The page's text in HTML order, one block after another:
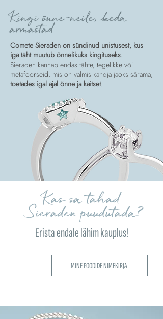
Kingi õnne neile, keda
armastad
Comete Sieraden on sündinud unistusest, kus
iga täht muutub õnnelikuks kingituseks.
Sieraden kannab endas tähte, tegelikke või
metafoorseid, mis on valmis kandja jaoks särama,
toetades igal ajal õnne ja kaitset.
Kas sa tahad
Sieraden puudutada?
Erista endale lähim kauplus!
MINE POODIDE NIMEKIRJA